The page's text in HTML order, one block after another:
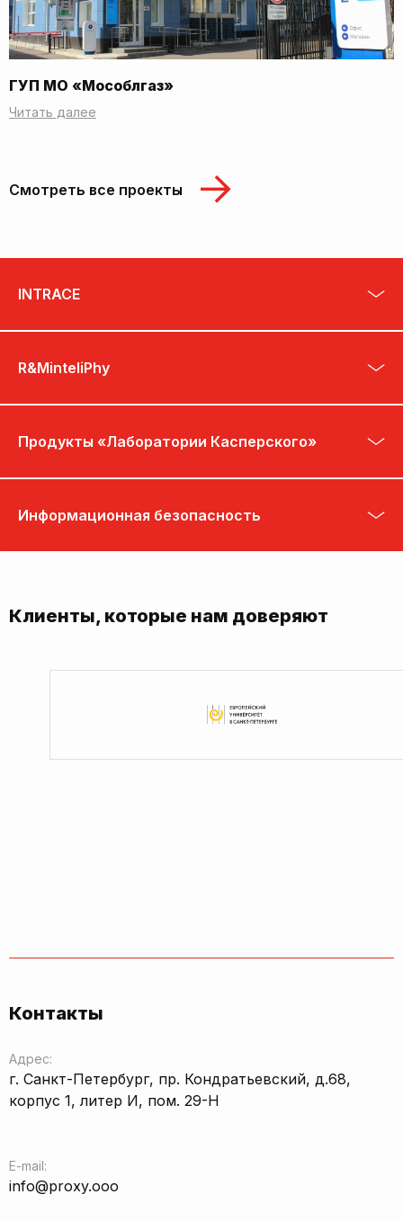
ГУП МО «Мособлгаз»
Читать далее
Смотреть все проекты
INTRACE
R&MinteliPhy
Продукты «Лаборатории Касперского»
Информационная безопасность
Клиенты, которые нам доверяют
Контакты
Адрес:
г. Санкт-Петербург, пр. Кондратьевский, д.68,
корпус 1, литер И, пом. 29-Н
E-mail:
info@proxy.ooo